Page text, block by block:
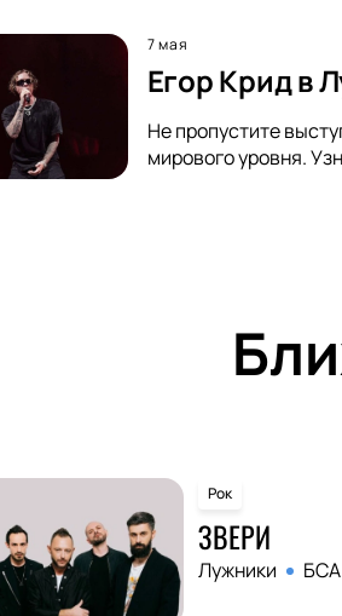
7 мая
Егор Крид в
Не пропустите
мирового уровня.
Рок
ЗВЕРИ
Лужники